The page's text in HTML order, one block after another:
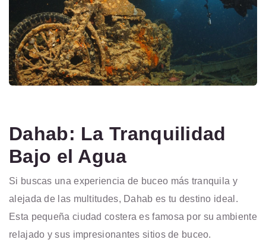
Dahab: La Tranquilidad
Bajo el Agua
Si buscas una experiencia de buceo más tranquila y
alejada de las multitudes, Dahab es tu destino ideal.
Esta pequeña ciudad costera es famosa por su ambiente
relajado y sus impresionantes sitios de buceo.